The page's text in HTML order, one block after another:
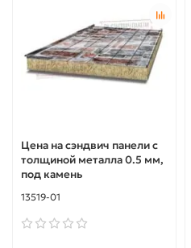
Цена на сэндвич панели с
толщиной металла 0.5 мм,
под камень
13519-01